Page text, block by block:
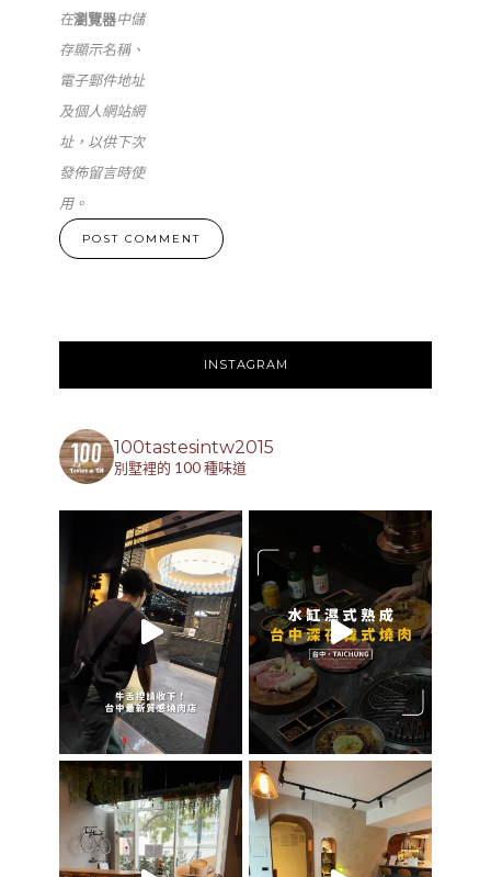
在瀏覽器中儲
存顯示名稱、
電子郵件地址
及個人網站網
址，以供下次
發佈留言時使
用。
INSTAGRAM
100tastesintw2015
別墅裡的 100 種味道